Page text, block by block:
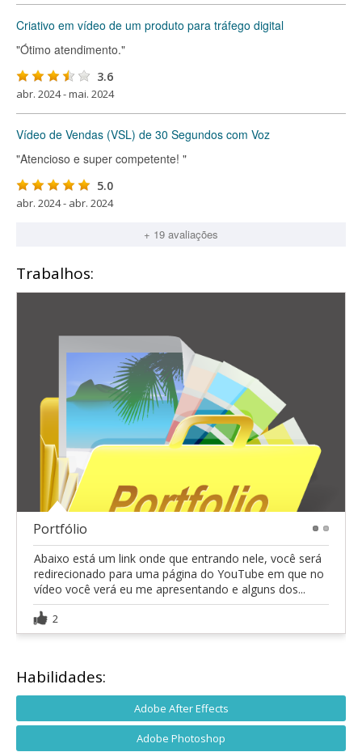
Criativo em vídeo de um produto para tráfego digital
"Ótimo atendimento."
3.6
abr. 2024 - mai. 2024
Vídeo de Vendas (VSL) de 30 Segundos com Voz
"Atencioso e super competente! "
5.0
abr. 2024 - abr. 2024
+ 19 avaliações
Trabalhos:
Portfólio
Abaixo está um link onde que entrando nele, você será
redirecionado para uma página do YouTube em que no
vídeo você verá eu me apresentando e alguns dos...
2
Habilidades:
Adobe After Effects
Adobe Photoshop